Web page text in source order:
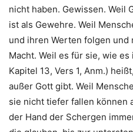
nicht haben. Gewissen. Weil
ist als Gewehre. Weil
und ihren Werten folgen
Macht. Weil es für sie, wie
Kapitel 13, Vers 1, Anm.)
außer Gott gibt. Weil
sie nicht tiefer fallen können
der Hand der Schergen